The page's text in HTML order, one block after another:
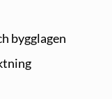
bygglagen